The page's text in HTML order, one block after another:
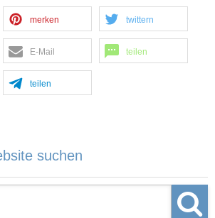
merken twittern
E-Mail teilen
teilen
suchen